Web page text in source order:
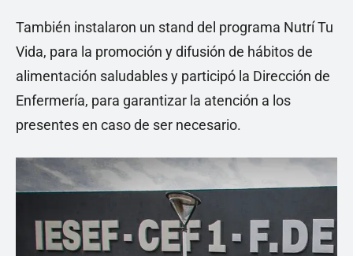
También instalaron un stand del programa Nutrí Tu
Vida, para la promoción y difusión de hábitos de
alimentación saludables y participó la Dirección de
Enfermería, para garantizar la atención a los
presentes en caso de ser necesario.